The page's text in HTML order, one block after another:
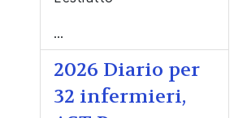
...
2026 Diario per
32 infermieri,